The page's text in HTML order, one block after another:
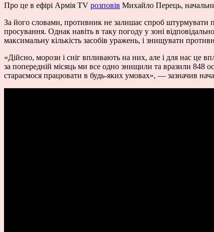
Про це в ефірі Армія TV розповів Михайло Перець,
За його словами, противник не залишає спроб штурмувати
просування. Однак навіть в таку погоду у зоні
максимальну кількість засобів уражень, і знищувати
«Дійсно, морози і сніг впливають на них, але і для нас це
за попередній місяць ми все одно знищили та вразили 848
стараємося працювати в будь-яких умовах», — зазначив